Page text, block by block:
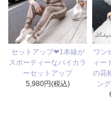
セットアップ❤1本線が
スポーティーなバイカラ
ーセットアップ
5,980円(税込)
ワン
ィー
の花
ン